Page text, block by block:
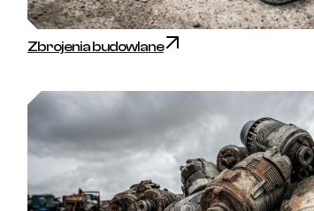
Zbrojenia budowlane